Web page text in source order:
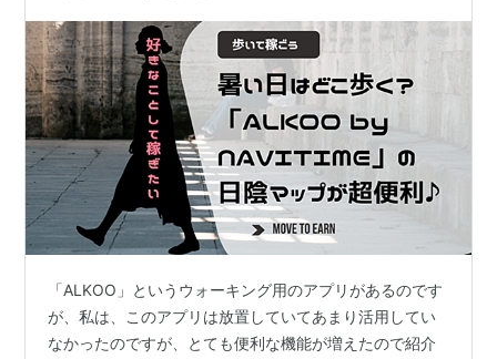
「ALKOO」というウォーキング用のアプリがあるのです
が、私は、このアプリは放置していてあまり活用してい
なかったのですが、とても便利な機能が増えたので紹介